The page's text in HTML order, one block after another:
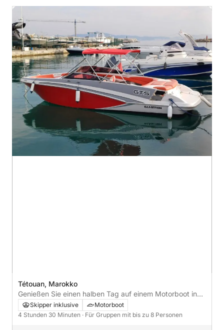
Tétouan, Marokko
Genießen Sie einen halben Tag auf einem Motorboot in
Tetouan
Skipper inklusive
Motorboot
4 Stunden 30 Minuten · Für Gruppen mit bis zu 8 Personen